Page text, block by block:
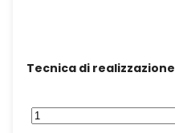
Tecnica di realizzazione
Juta
Comic